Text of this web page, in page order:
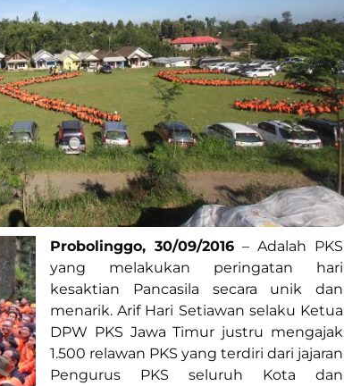
Probolinggo, 30/09/2016 – Adalah PKS
yang melakukan peringatan hari
kesaktian Pancasila secara unik dan
menarik. Arif Hari Setiawan selaku Ketua
DPW PKS Jawa Timur justru mengajak
1.500 relawan PKS yang terdiri dari jajaran
Pengurus PKS seluruh Kota dan